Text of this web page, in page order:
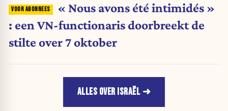
« Nous avons été intimidés »
: een VN-functionaris doorbreekt de
stilte over 7 oktober
ALLES OVER ISRAËL